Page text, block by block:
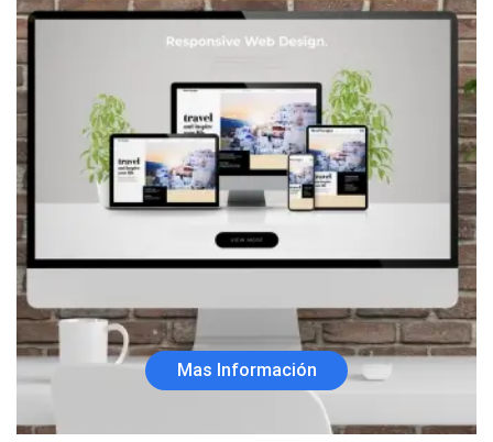
Mas Información